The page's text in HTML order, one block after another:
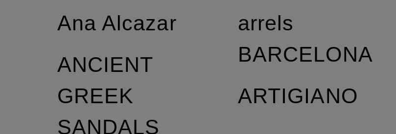
Ana Alcazar
ANCIENT
GREEK
SANDALS
arrels
BARCELONA
ARTIGIANO